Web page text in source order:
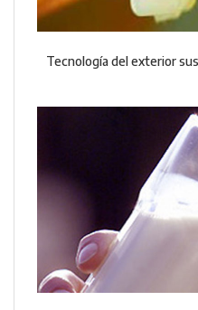
Tecnología del exterior